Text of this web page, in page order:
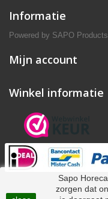
Informatie
Powered by SAPO Products
Mijn account
Winkel informatie
Sapo
zorgen dat